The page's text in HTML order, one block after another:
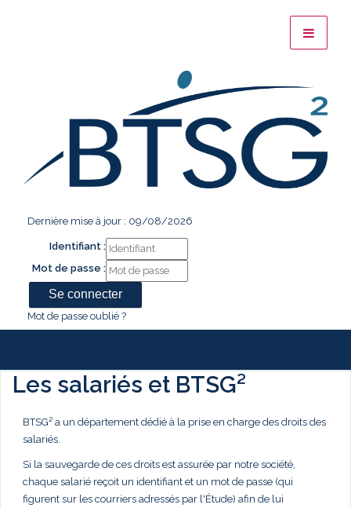
Dernière mise à jour : 09/08/2026
Identifiant :
Mot de passe :
Mot de passe oublié ?
Les salariés et BTSG²
BTSG² a un département dédié à la prise en charge des droits des
salariés.
Si la sauvegarde de ces droits est assurée par notre société,
chaque salarié reçoit un identifiant et un mot de passe (qui
figurent sur les courriers adressés par l'Étude) afin de lui